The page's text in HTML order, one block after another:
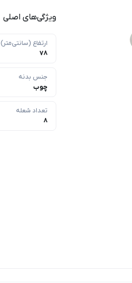
ویژگی‌های اصلی
ارتفاع (سانتی‌متر)
78
جنس بدنه
چوب
تعداد شعله
8